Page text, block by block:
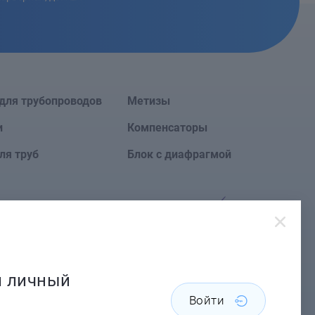
трубопроводов
труб
Метизы
Компенсаторы
Блок с диафрагмой
личный
Войти